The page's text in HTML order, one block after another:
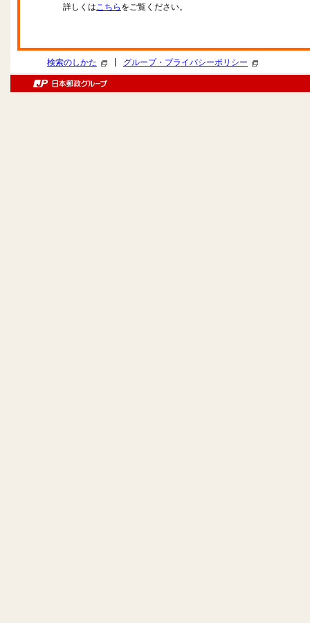
詳しくはこちら をご覧ください。
検索のしかた グループ・プライバシーポリシー